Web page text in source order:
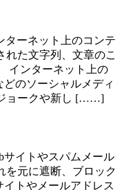
ターネット上のコンテ
れた文字列、文章のこ
インターネット上の
のソーシャルメディ
ョークや新し [……]
サイトやスパムメール
を元に遮断、ブロック
トやメールアドレス